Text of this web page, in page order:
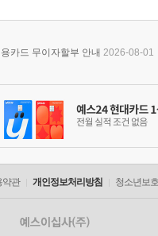
카드 무이자할부 안내 2026-08-01
약관 개인정보처리방침 청소년보